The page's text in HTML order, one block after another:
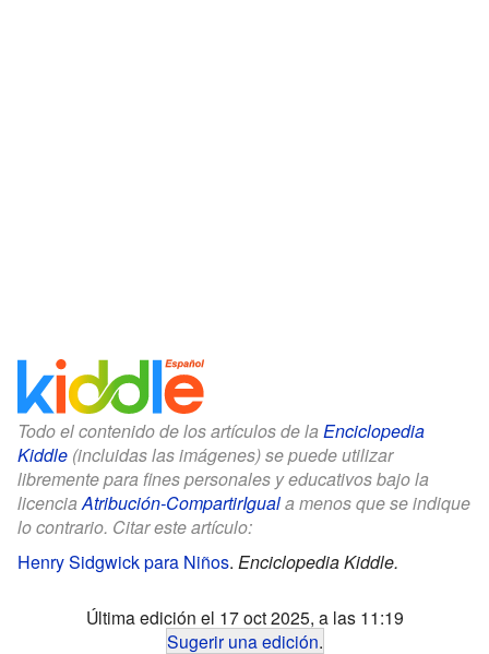
Todo el contenido de los artículos de la Enciclopedia
Kiddle (incluidas las imágenes) se puede utilizar
libremente para fines personales y educativos bajo la
licenciaAtribución-CompartirIguala menos que se indique
lo contrario. Citar este artículo:
Henry Sidgwick para Niños. Enciclopedia Kiddle.
Última edición el 17 oct 2025, a las 11:19
Sugerir una edición.